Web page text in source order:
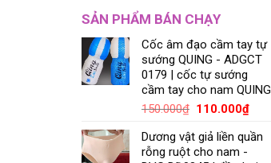
SẢN PHẨM BÁN CHẠY
Cốc âm đạo cầm tay tự
sướng QUING - ADGCT
0179 | cốc tự sướng
cầm tay cho nam QUING
150.000₫ 110.000₫
Dương vật giả liền quần
rỗng ruột cho nam -